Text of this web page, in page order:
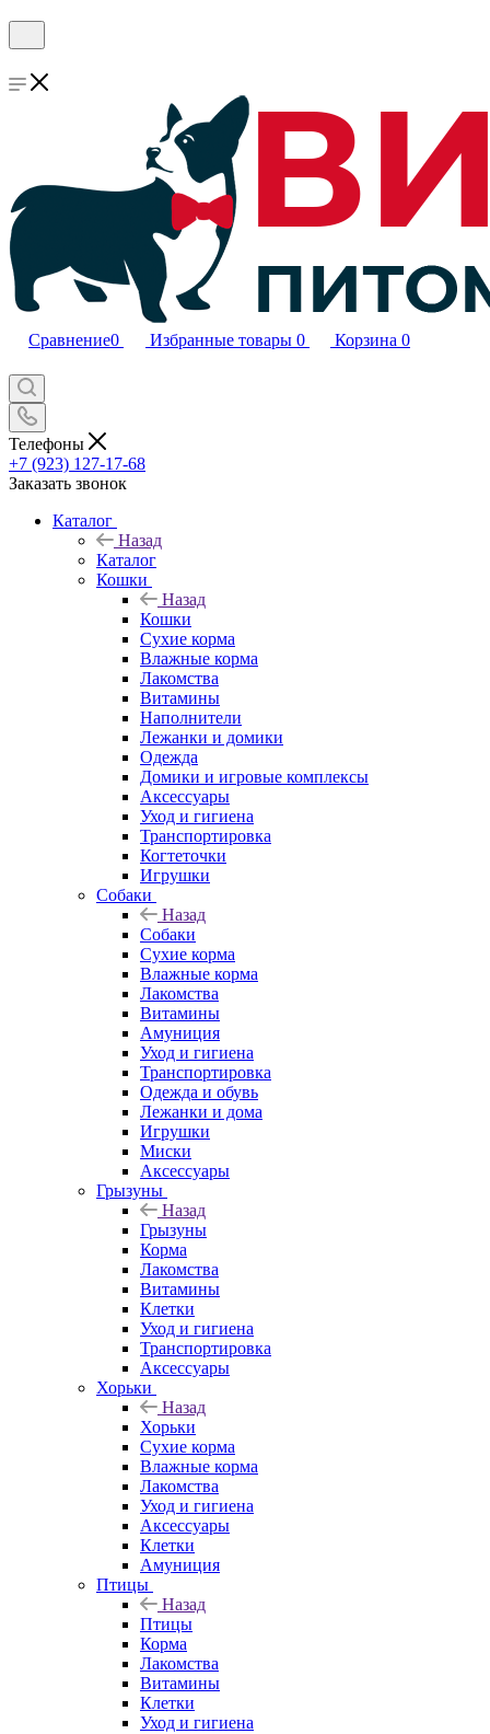
Сравнение0 Избранные товары 0 Корзина 0
Телефоны
+7 (923) 127-17-68
Заказать звонок
Каталог
Назад
Каталог
Кошки
Назад
Кошки
Сухие корма
Влажные корма
Лакомства
Витамины
Наполнители
Лежанки и домики
Одежда
Домики и игровые комплексы
Аксессуары
Уход и гигиена
Транспортировка
Когтеточки
Игрушки
Собаки
Назад
Собаки
Сухие корма
Влажные корма
Лакомства
Витамины
Амуниция
Уход и гигиена
Транспортировка
Одежда и обувь
Лежанки и дома
Игрушки
Миски
Аксессуары
Грызуны
Назад
Грызуны
Корма
Лакомства
Витамины
Клетки
Уход и гигиена
Транспортировка
Аксессуары
Хорьки
Назад
Хорьки
Сухие корма
Влажные корма
Лакомства
Уход и гигиена
Аксессуары
Клетки
Амуниция
Птицы
Назад
Птицы
Корма
Лакомства
Витамины
Клетки
Уход и гигиена